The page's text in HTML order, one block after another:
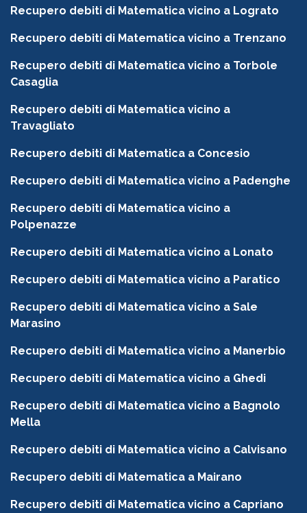
Recupero debiti di Matematica vicino a Lograto
Recupero debiti di Matematica vicino a Trenzano
Recupero debiti di Matematica vicino a Torbole
Casaglia
Recupero debiti di Matematica vicino a
Travagliato
Recupero debiti di Matematica a Concesio
Recupero debiti di Matematica vicino a Padenghe
Recupero debiti di Matematica vicino a
Polpenazze
Recupero debiti di Matematica vicino a Lonato
Recupero debiti di Matematica vicino a Paratico
Recupero debiti di Matematica vicino a Sale
Marasino
Recupero debiti di Matematica vicino a Manerbio
Recupero debiti di Matematica vicino a Ghedi
Recupero debiti di Matematica vicino a Bagnolo
Mella
Recupero debiti di Matematica vicino a Calvisano
Recupero debiti di Matematica a Mairano
Recupero debiti di Matematica vicino a Capriano